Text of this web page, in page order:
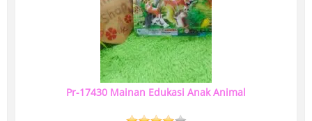
Pr-17430 Mainan Edukasi Anak Animal